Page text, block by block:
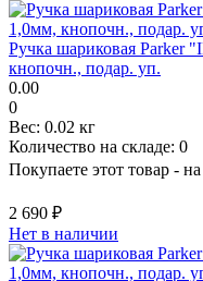
Ручка шариковая Parker
кнопочн., подар. уп.
0.00
0
Вес: 0.02 кг
Количество на складе: 0
Покупаете этот товар - на
2 690 ₽
Нет в наличии